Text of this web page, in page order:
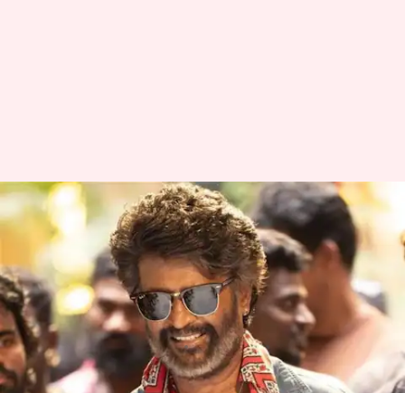
கூலி படத்திற்கு A
செர்டிபிகேட் கொடுத்ததை
எதிர்த்து சென்னை
உயர்நீதிமன்றத்தை நாடிய
Sun Pictures
எழுதியவர் Venkatalakshmi V Aug 20, 2025 01:54 pm